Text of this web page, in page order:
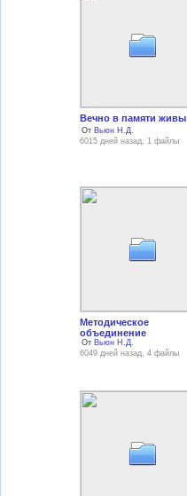
Вечно в памяти живы
От Вьюн Н.Д.
6015 дней назад, 1 файлы
Методическое
объединение
От Вьюн Н.Д.
6049 дней назад, 4 файлы